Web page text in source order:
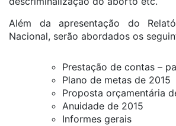
Além da apresentação do
Nacional, serão abordados os
Prestação de contas –
Plano de metas de 2015
Proposta orçamentária
Anuidade de 2015
Informes gerais